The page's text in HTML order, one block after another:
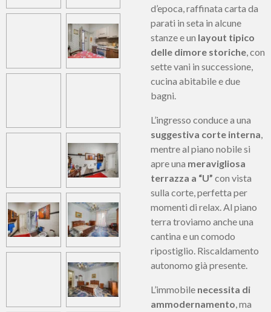
d’epoca, raffinata carta da
parati in seta in alcune
stanze e un layout tipico
delle dimore storiche, con
sette vani in successione,
cucina abitabile e due
bagni.
L’ingresso conduce a una
suggestiva corte interna,
mentre al piano nobile si
apre una meravigliosa
terrazza a “U” con vista
sulla corte, perfetta per
momenti di relax. Al piano
terra troviamo anche una
cantina e un comodo
ripostiglio. Riscaldamento
autonomo già presente.
L’immobile necessita di
ammodernamento, ma